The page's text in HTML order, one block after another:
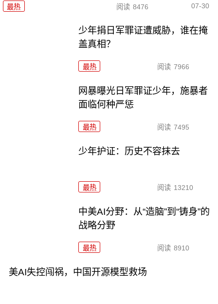
最热 阅读 8476 07-30
少年捐日军罪证遭威胁，谁在掩
盖真相？
最热 阅读 7966
网暴曝光日军罪证少年，施暴者
面临何种严惩
最热 阅读 7495
少年护证：历史不容抹去
最热 阅读 13210
中美AI分野：从“造脑”到“铸身”的
战略分野
最热 阅读 8910
美AI失控闯祸，中国开源模型救场